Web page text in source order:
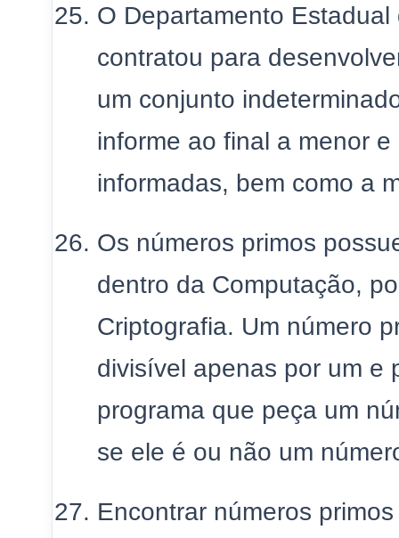
O Departamento
contratou para
um conjunto
informe ao final a menor
informadas, bem como a
Os números primos
dentro da Computação,
Criptografia. Um número
divisível apenas por um e
programa que peça um
se ele é ou não um
Encontrar números